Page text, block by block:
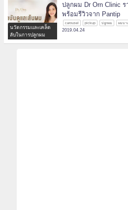
นวัตกรรมและเคล็ด
ลับในการปลูกผม
ปลูกผม Dr Orn Clinic
พร้อมรีวิวจาก Pantip
carousel pickup ปลูกผม ผมบาง
2019.04.24